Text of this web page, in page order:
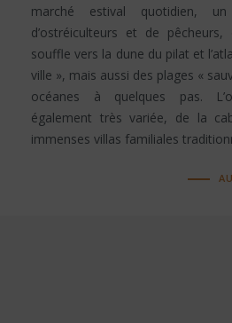
marché estival quotidien,
d’ostréiculteurs et de
souffle vers la dune du pilat et
ville », mais aussi des plages «
océanes à quelques pas. L’offre immobilière est
également très variée, de la
immenses villas familiales